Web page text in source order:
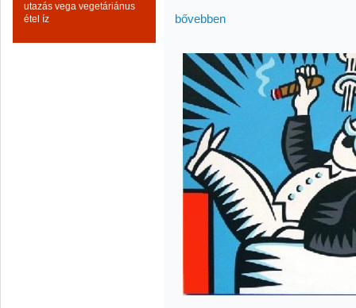
utazás vega vegetáriánus
étel íz
bővebben